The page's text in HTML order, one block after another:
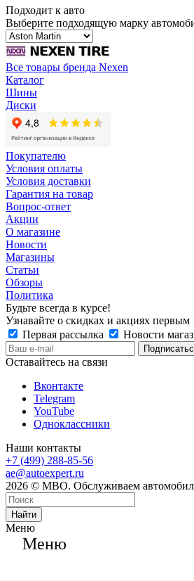
Подходит к авто
Выберите подходящую марку
Все товары бренда Nexen
Каталог
Шины
Диски
Покупателю
Условия оплаты
Условия доставки
Гарантия на товар
Вопрос-ответ
Акции
О магазине
Новости
Магазины
Статьи
Обзоры
Политика
Будьте всегда в курсе!
Узнавайте о скидках и акциях первым
Первая рассылка
Новости
Оставайтесь на связи
Вконтакте
Telegram
YouTube
Одноклассники
Наши контакты
+7 (499) 288-85-56
ae@autoexpert.ru
2026 © МВО. Обслуживаем
Найти
Меню
Меню